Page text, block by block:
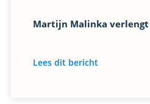
Martijn Malinka
Lees dit bericht